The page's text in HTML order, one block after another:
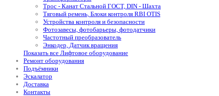
Трос - Канат Стальной ГОСТ, DIN - Шахта
Тяговый ремень, Блоки контроля RBI OTIS
Устройства контроля и безопасности
Фотозавесы, фотобарьеры, фотодатчики
Частотный преобразователь
Энкодер, Датчик вращения
Показать все Лифтовое оборудование
Ремонт оборудования
Подъёмники
Эскалатор
Доставка
Контакты